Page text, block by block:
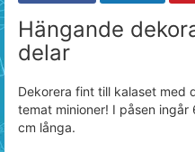
Hängande
delar
Dekorera fint till kalaset med
temat minioner! I påsen
cm långa.